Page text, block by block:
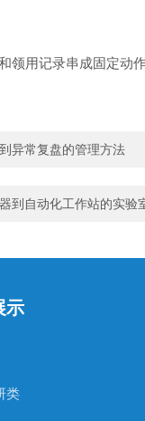
领用记录串成固定
异常复盘的管理方法
到自动化工作站的实验
示
类